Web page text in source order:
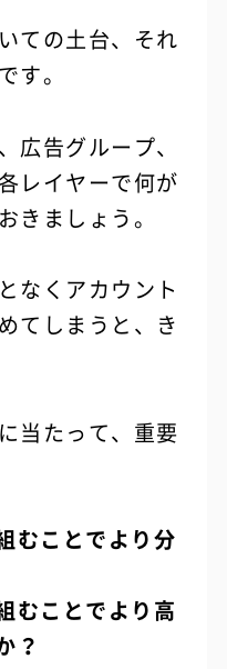
ての土台、それ
です。
広告グループ、
レイヤーで何が
きましょう。
なくアカウント
てしまうと、き
当たって、重要
むことでより分
むことでより高
？